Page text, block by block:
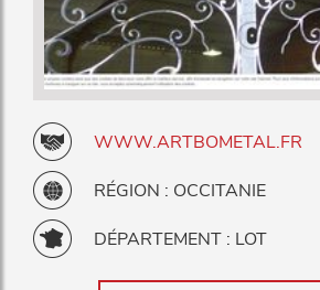
WWW.ARTBOMETAL.FR
RÉGION : OCCITANIE
DÉPARTEMENT : LOT